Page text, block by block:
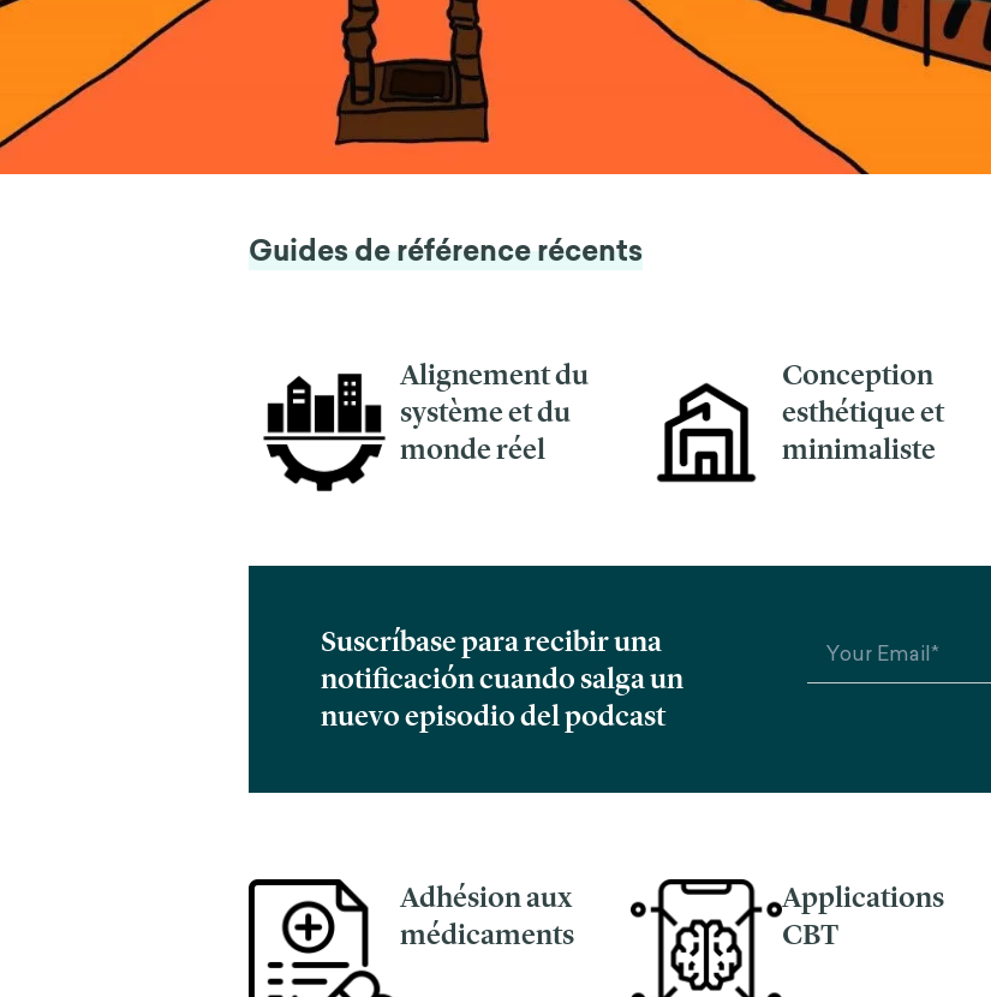
Guides de référence récents
Alignement du
système et du
monde réel
Conception
esthétique et
minimaliste
Suscríbase para recibir una
notificación cuando salga un
nuevo episodio del podcast
Adhésion aux
médicaments
Applications
CBT